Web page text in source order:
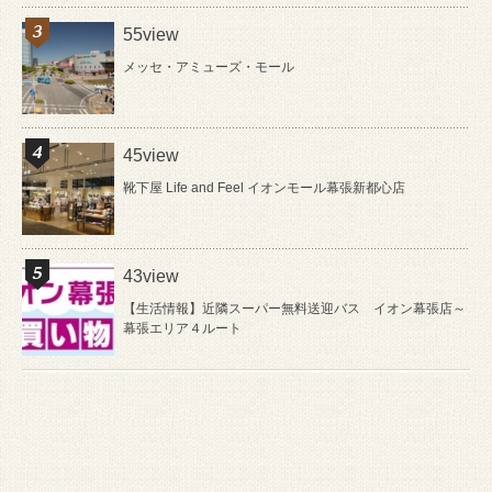
55view
メッセ・アミューズ・モール
45view
靴下屋 Life and Feel イオンモール幕張新都心店
43view
【生活情報】近隣スーパー無料送迎バス イオン幕張店～
幕張エリア４ルート